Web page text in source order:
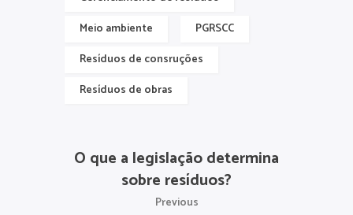
Meio ambiente
PGRSCC
Resíduos de consruções
Resíduos de obras
O que a legislação determina
sobre resíduos?
Previous